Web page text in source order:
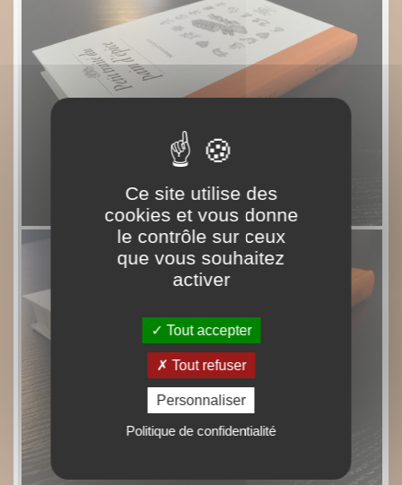
Ce site utilise des
cookies et vous donne
le contrôle sur ceux
que vous souhaitez
activer
Tout accepter
Tout refuser
Personnaliser
Politique de confidentialité